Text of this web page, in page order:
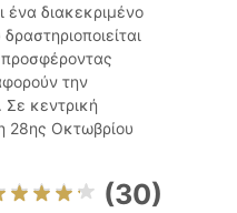
ένα διακεκριμένο
την
Σε κεντρική
28ης Οκτωβρίου
(30)